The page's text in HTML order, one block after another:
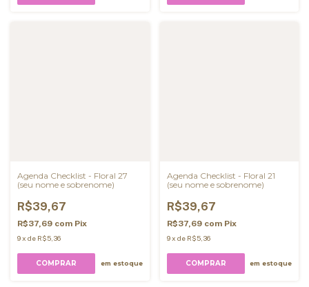
Agenda Checklist - Floral 27
(seu nome e sobrenome)
R$39,67
R$37,69 com Pix
9x de R$5,36
COMPRAR em estoque
Agenda Checklist - Floral 21
(seu nome e sobrenome)
R$39,67
R$37,69 com Pix
9 x de R$5,36
COMPRAR em estoque